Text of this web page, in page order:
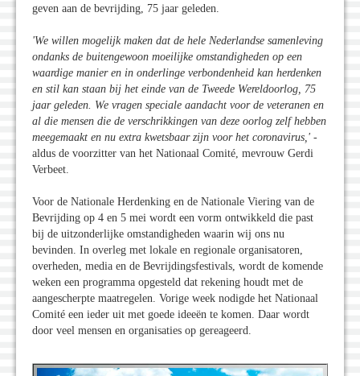
geven aan de bevrijding, 75 jaar geleden.
'We willen mogelijk maken dat de hele Nederlandse samenleving
ondanks de buitengewoon moeilijke omstandigheden op een
waardige manier en in onderlinge verbondenheid kan herdenken
en stil kan staan bij het einde van de Tweede Wereldoorlog, 75
jaar geleden. We vragen speciale aandacht voor de veteranen en
al die mensen die de verschrikkingen van deze oorlog zelf hebben
meegemaakt en nu extra kwetsbaar zijn voor het coronavirus,' -
aldus de voorzitter van het Nationaal Comité, mevrouw Gerdi
Verbeet.
Voor de Nationale Herdenking en de Nationale Viering van de
Bevrijding op 4 en 5 mei wordt een vorm ontwikkeld die past
bij de uitzonderlijke omstandigheden waarin wij ons nu
bevinden. In overleg met lokale en regionale organisatoren,
overheden, media en de Bevrijdingsfestivals, wordt de komende
weken een programma opgesteld dat rekening houdt met de
aangescherpte maatregelen. Vorige week nodigde het Nationaal
Comité een ieder uit met goede ideeën te komen. Daar wordt
door veel mensen en organisaties op gereageerd.